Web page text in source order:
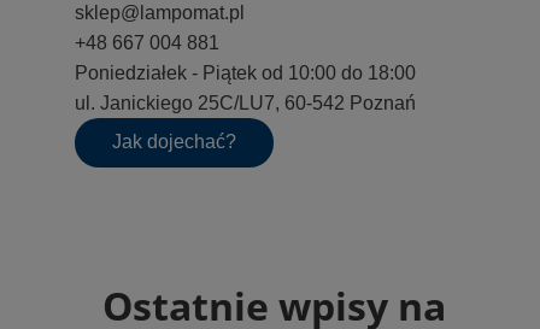
sklep@lampomat.pl
+48 667 004 881
Poniedziałek - Piątek od 10:00 do 18:00
ul. Janickiego 25C/LU7, 60-542 Poznań
Jak dojechać?
Ostatnie wpisy na